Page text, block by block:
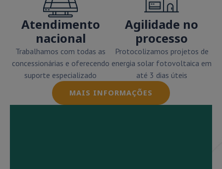
Atendimento
nacional
Trabalhamos com todas as
concessionárias e oferecendo
suporte especializado
Agilidade no
processo
Protocolizamos projetos de
energia solar fotovoltaica em
até 3 dias úteis
MAIS INFORMAÇÕES